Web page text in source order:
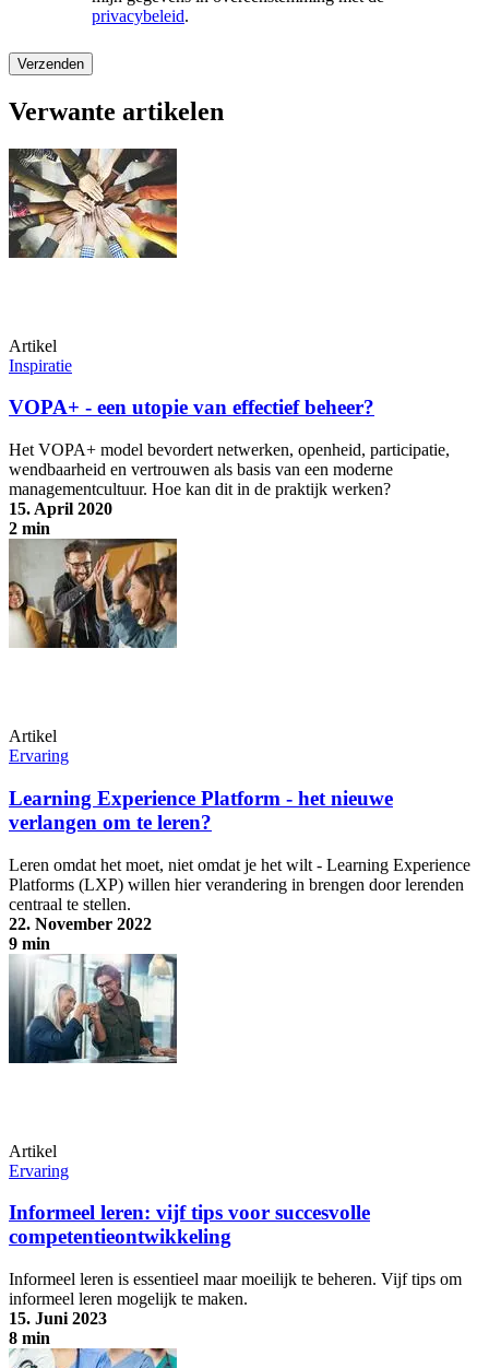
privacybeleid.
Verwante artikelen
Artikel
Inspiratie
VOPA+ - een utopie van effectief beheer?
Het VOPA+ model bevordert netwerken, openheid, participatie,
wendbaarheid en vertrouwen als basis van een moderne
managementcultuur. Hoe kan dit in de praktijk werken?
15. April 2020
2 min
VOPA+ - een utopie van effectief beheer?
Artikel
Ervaring
Learning Experience Platform - het nieuwe
verlangen om te leren?
Leren omdat het moet, niet omdat je het wilt - Learning Experience
Platforms (LXP) willen hier verandering in brengen door lerenden
centraal te stellen.
22. November 2022
9 min
Learning Experience Platform - het nieuwe verlangen om te leren?
Artikel
Ervaring
Informeel leren: vijf tips voor succesvolle
competentieontwikkeling
Informeel leren is essentieel maar moeilijk te beheren. Vijf tips om
informeel leren mogelijk te maken.
15. Juni 2023
8 min
Informeel leren: vijf tips voor succesvolle competentieontwikkeling